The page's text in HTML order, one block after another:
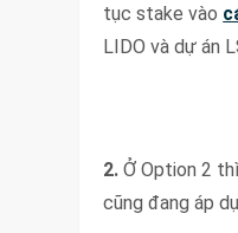
tục stake vào
LIDO và dự án
2.Ở Option 2
cũng đang áp